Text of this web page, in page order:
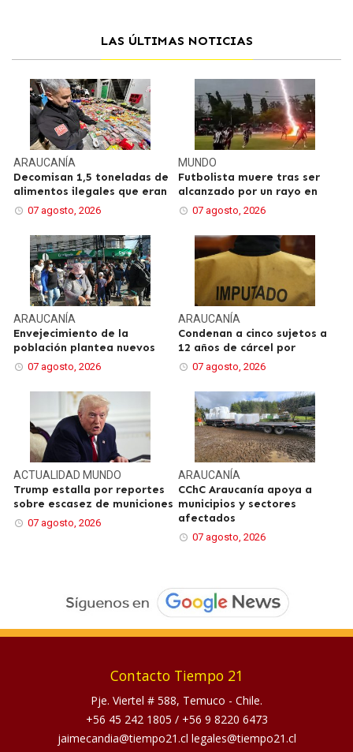
LAS ÚLTIMAS NOTICIAS
ARAUCANÍA
Decomisan 1,5 toneladas de
alimentos ilegales que eran
07 agosto, 2026
MUNDO
Futbolista muere tras ser
alcanzado por un rayo en
07 agosto, 2026
ARAUCANÍA
Envejecimiento de la
población plantea nuevos
07 agosto, 2026
ARAUCANÍA
Condenan a cinco sujetos a
12 años de cárcel por
07 agosto, 2026
ACTUALIDADMUNDO
Trump estalla por reportes
sobre escasez de municiones
07 agosto, 2026
ARAUCANÍA
CChC Araucanía apoya a
municipios y sectores
afectados
07 agosto, 2026
Contacto Tiempo 21
Pje. Viertel # 588, Temuco - Chile.
+56 45 242 1805 / +56 9 8220 6473
jaimecandia@tiempo21.cl legales@tiempo21.cl